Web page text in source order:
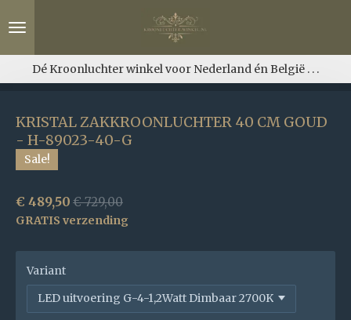
direct
hoofdinhoud
Dé Kroonluchter winkel voor Nederland én België . . .
KRISTAL ZAKKROONLUCHTER 40 CM GOUD
- H-89023-40-G
Sale!
€ 489,50 € 729,00
GRATIS verzending
Variant